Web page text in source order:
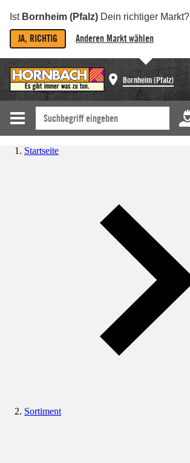
Ist Bornheim (Pfalz) Dein richtiger Markt?
JA, RICHTIG Anderen Markt wählen
Bornheim (Pfalz)
Startseite
Sortiment